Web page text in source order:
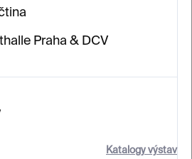
Praha & DCV
Katalogy výstav